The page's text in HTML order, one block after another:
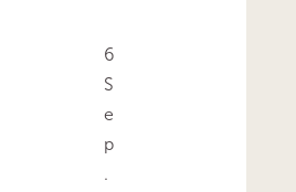
6
S
e
p
.